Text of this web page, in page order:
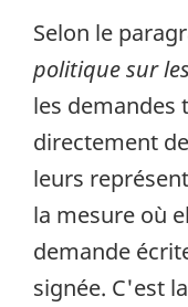
Selon le
politique sur
les demandes
directement
leurs
la mesure où
demande
signée. C'est